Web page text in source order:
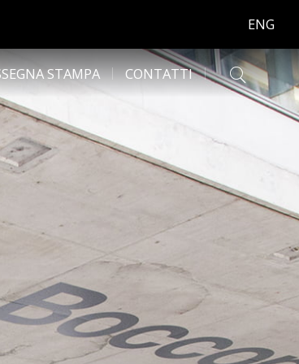
ENG
STAMPA CONTATTI